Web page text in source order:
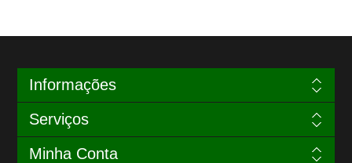
Informações
Serviços
Minha Conta